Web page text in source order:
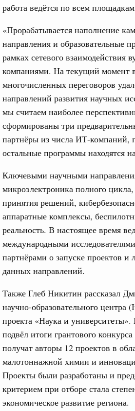
работа ведётся по всем
«Прорабатывается наполнение
направления и образовательные
рамках сетевого взаимодействия
компаниями. На текущий момент
многочисленных переговоров
направлений развития научных
мы считаем наиболее
сформированы три
партнёры из числа ИТ-компаний,
остальные программы находятся
Ключевыми научными
микроэлектроника полного
принятия решений,
аппаратные комплексы,
реальность. В настоящее время
международными
партнёрами о запуске проектов
данных направлений.
Также Глеб Никитин рассказал
научно-образовательного
проекта «Наука и
подвёл итоги грантового
получат авторы 12 проектов в
малотоннажной химии и
Проекты были разработаны и
критерием при отборе стала
экономическое развитие региона.
чрезвычайной
профессиональное образование
Установлен
колледжей и
экономический союз.
Оверчука по
экономический союз.
В повестке заседания актуальные задачи
регулирования и администрирования,
обеспечение продовольственной
железнодорожных перевозок,
рынка.
экономический союз.
принял участие во
Жапарова с главами
Евразийского
совета
6 августа, четверг
вопросы промышленной политики